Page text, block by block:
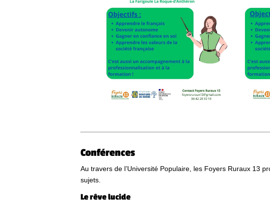
Conférences
Au travers de l’Université Populaire, les Foyers Ruraux 13
sujets.
Le rêve lucide